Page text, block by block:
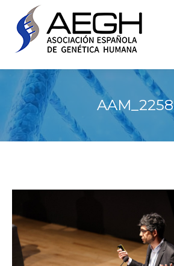
AAM_2258